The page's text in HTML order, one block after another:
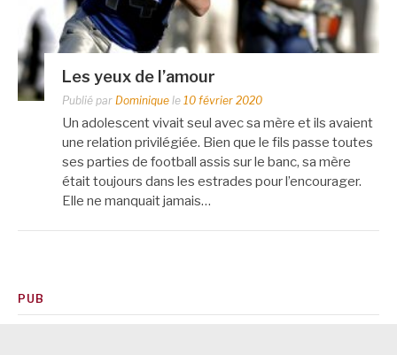
Les yeux de l’amour
Publié par Dominique le 10 février 2020
Un adolescent vivait seul avec sa mère et ils avaient
une relation privilégiée. Bien que le fils passe toutes
ses parties de football assis sur le banc, sa mère
était toujours dans les estrades pour l’encourager.
Elle ne manquait jamais…
PUB